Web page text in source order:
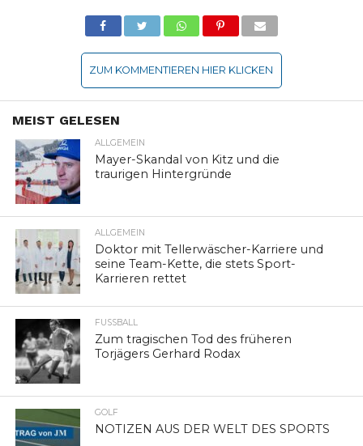
ZUM KOMMENTIEREN HIER KLICKEN
MEIST GELESEN
ALLGEMEIN
Mayer-Skandal von Kitz und die
traurigen Hintergründe
ALLGEMEIN
Doktor mit Tellerwäscher-Karriere und
seine Team-Kette, die stets Sport-
Karrieren rettet
FUSSBALL
Zum tragischen Tod des früheren
Torjägers Gerhard Rodax
GOLF
NOTIZEN AUS DER WELT DES SPORTS